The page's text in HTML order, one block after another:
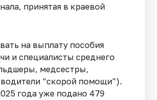
принятая в краевой
на выплату пособия
и специалисты среднего
медсестры,
“скорой помощи”).
года уже подано 479